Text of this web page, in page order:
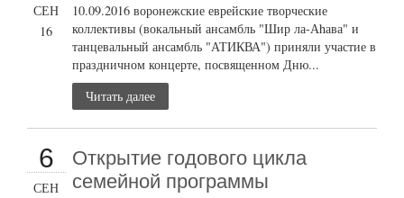
СЕН
16
10.09.2016 воронежские еврейские творческие
коллективы (вокальный ансамбль "Шир ла-Аhава" и
танцевальный ансамбль "АТИКВА") приняли участие в
праздничном концерте, посвященном Дню...
Читать далее
6
СЕН
Открытие годового цикла
семейной программы